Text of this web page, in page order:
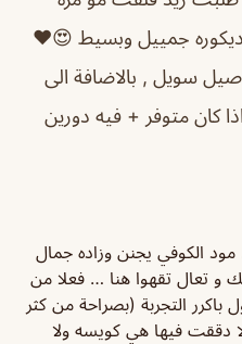
وديكوره جمييل وبسيط 😍♥️
سويل , بالاضافة الى
كان متوفر + فيه دورين
. مود الكوفي يجنن وزاده جمال
و تعال تقهوا هنا … فعلا من
التجربة (بصراحة من كثر
دققت فيها هي كويسه ولا